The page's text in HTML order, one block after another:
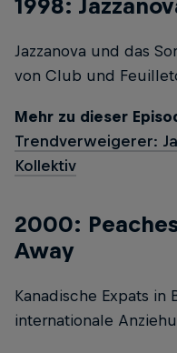
1998:
Jazzanova und das
von Club und
Mehr zu dieser
Trendverweigerer:
Kollektiv
2000:
Away
Kanadische Expats in
internationale